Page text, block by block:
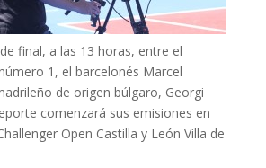
final, a las 13 horas, entre el
1, el barcelonés Marcel
de origen búlgaro, Georgi
comenzará sus emisiones en
Open Castilla y León Villa de